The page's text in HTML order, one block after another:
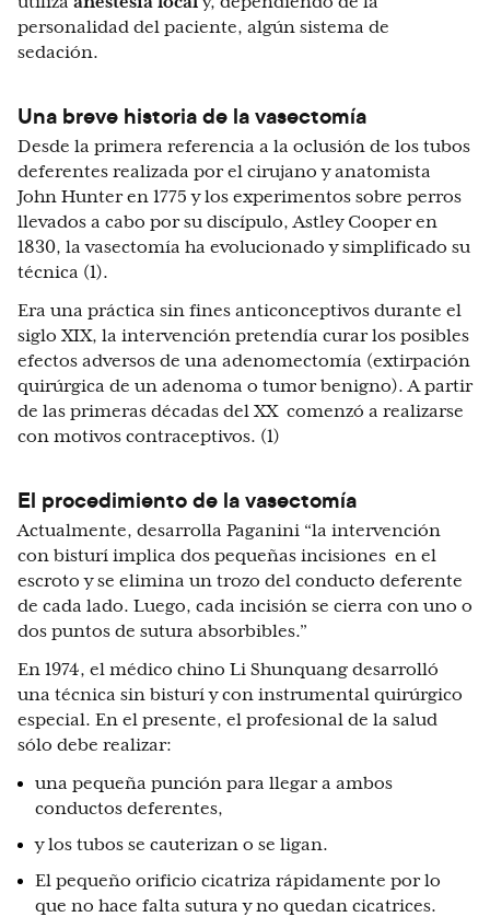
personalidad del paciente, algún sistema de
sedación.
Una breve historia de la vasectomía
Desde la primera referencia a la oclusión de los tubos
deferentes realizada por el cirujano y anatomista
John Hunter en 1775 y los experimentos sobre perros
llevados a cabo por su discípulo, Astley Cooper en
1830, la vasectomía ha evolucionado y simplificado su
técnica (1).
Era una práctica sin fines anticonceptivos durante el
siglo XIX, la intervención pretendía curar los posibles
efectos adversos de una adenomectomía (extirpación
quirúrgica de un adenoma o tumor benigno). A partir
de las primeras décadas del XX comenzó a realizarse
con motivos contraceptivos. (1)
El procedimiento de la vasectomía
Actualmente, desarrolla Paganini “la intervención
con bisturí implica dos pequeñas incisiones en el
escroto y se elimina un trozo del conducto deferente
de cada lado. Luego, cada incisión se cierra con uno o
dos puntos de sutura absorbibles.”
En 1974, el médico chino Li Shunquang desarrolló
una técnica sin bisturí y con instrumental quirúrgico
especial. En el presente, el profesional de la salud
sólo debe realizar:
una pequeña punción para llegar a ambos
conductos deferentes,
y los tubos se cauterizan o se ligan.
El pequeño orificio cicatriza rápidamente por lo
que no hace falta sutura y no quedan cicatrices.